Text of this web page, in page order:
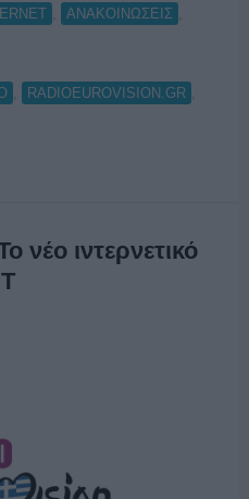
ΑΝΑΚΟΙΝΩΣΕΙΣ
RADIOEUROVISION.GR
νέο ιντερνετικό